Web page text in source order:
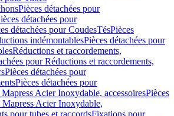
Pièces détachées pour
détachées pour
détachées pour CoudesTésPièces
indémontablesPièces détachées pour
Réductions et raccordements,
pour Réductions et raccordements,
Pièces détachées pour
Pièces détachées pour
Acier Inoxydable, accessoiresPièces
Mapress Acier Inoxydable,
pour tubes et raccordsFixations pour